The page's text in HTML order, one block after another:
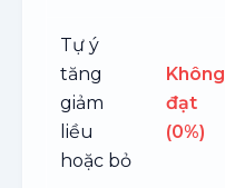
Tự ý
tăng
giảm
liều
hoặc bỏ
Không
đạt
(0%)